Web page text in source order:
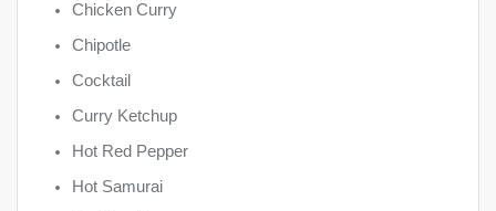
Chicken Curry
Chipotle
Cocktail
Curry Ketchup
Hot Red Pepper
Hot Samurai